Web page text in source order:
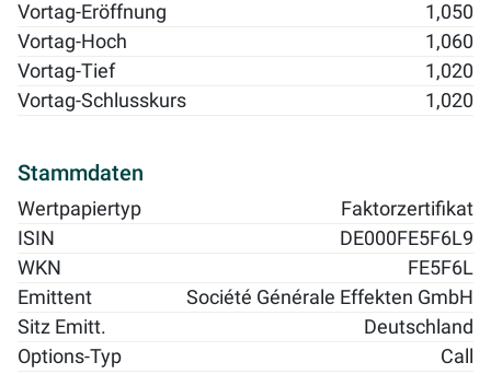
Vortag-Eröffnung
1,050
Vortag-Hoch
1,060
Vortag-Tief
1,020
Vortag-Schlusskurs
1,020
Stammdaten
Wertpapiertyp
Faktorzertifikat
ISIN
DE000FE5F6L9
WKN
FE5F6L
Emittent
Société Générale Effekten GmbH
Sitz Emitt.
Deutschland
Options-Typ
Call